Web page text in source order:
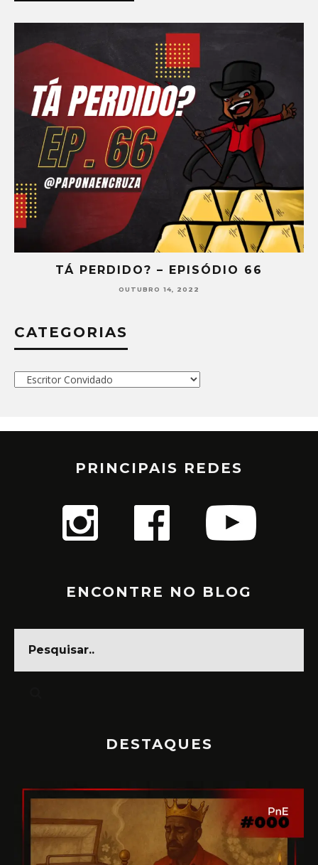
TÁ PERDIDO? – EPISÓDIO 66
OUTUBRO 14, 2022
CATEGORIAS
Categorias
PRINCIPAIS REDES
ENCONTRE NO BLOG
DESTAQUES